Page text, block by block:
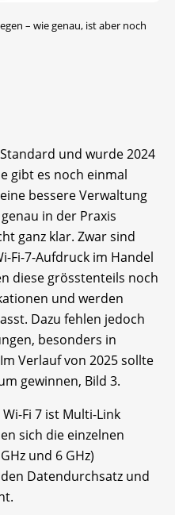
– wie genau, ist aber noch
und wurde 2024
gibt es noch einmal
bessere Verwaltung
in der Praxis
ganz klar. Zwar sind
Fi-7-Aufdruck im Handel
diese grösstenteils noch
und werden
Dazu fehlen jedoch
besonders in
Verlauf von 2025 sollte
gewinnen, Bild 3.
Fi 7 ist Multi-Link
sich die einzelnen
und 6 GHz)
Datendurchsatz und